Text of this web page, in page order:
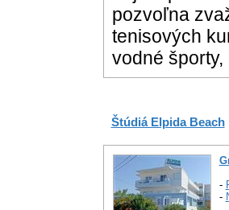
pozvoľna
tenisových
vodné
Štúdiá Elpida Beach
-
-